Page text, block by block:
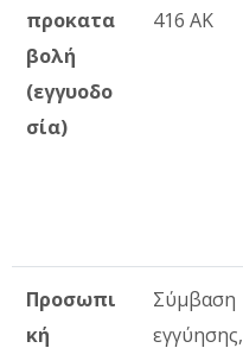
προκατα
βολή
(εγγυοδο
σία)
416 ΑΚ
Προσωπι
κή
Σύμβαση
εγγύησης,